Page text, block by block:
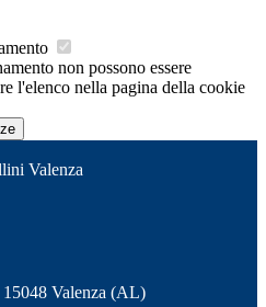
non possono essere
l'elenco nella pagina della cookie
Valenza
15048 Valenza (AL)